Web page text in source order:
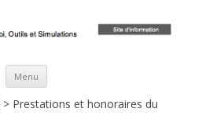
ALUR
Menu Aller au contenu principal
> Prestations et honoraires du